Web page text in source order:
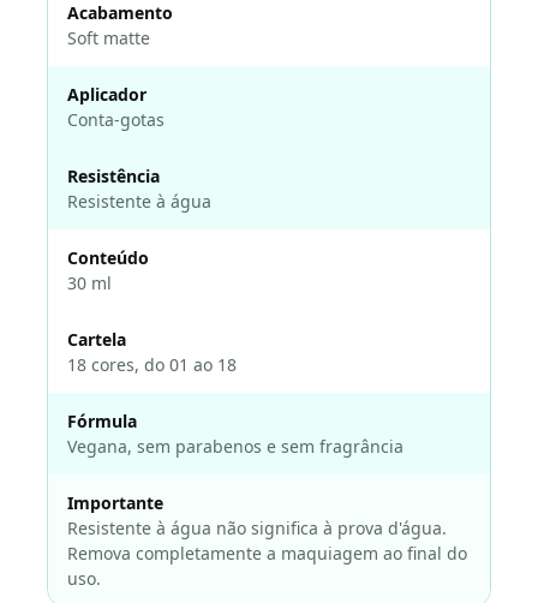
Acabamento
Soft matte
Aplicador
Conta-gotas
Resistência
Resistente à água
Conteúdo
30 ml
Cartela
18 cores, do 01 ao 18
Fórmula
Vegana, sem parabenos e sem fragrância
Importante
Resistente à água não significa à prova d'água.
Remova completamente a maquiagem ao final do
uso.